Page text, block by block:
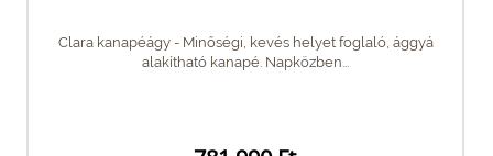
Clara kanapéágy - Minőségi, kevés helyet foglaló, ággyá
alakítható kanapé. Napközben...